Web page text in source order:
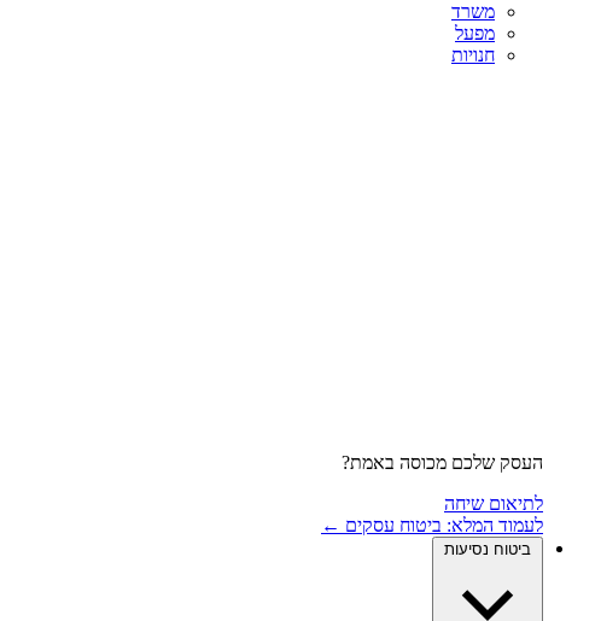
משרד
מפעל
חנויות
העסק שלכם מכוסה באמת?
לתיאום שיחה
לעמוד המלא: ביטוח עסקים ←
ביטוח נסיעות